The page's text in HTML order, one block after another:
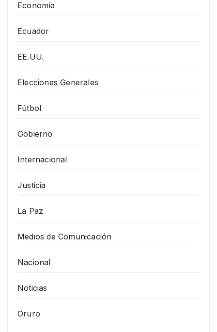
Economía
Ecuador
EE.UU.
Elecciones Generales
Fútbol
Gobierno
Internacional
Justicia
La Paz
Medios de Comunicación
Nacional
Noticias
Oruro